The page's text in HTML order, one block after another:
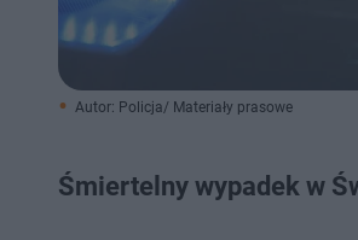
Autor: Policja/ Materiały prasowe
Śmiertelny wypadek w